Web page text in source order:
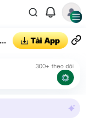
Tải App
300+ theo dõi